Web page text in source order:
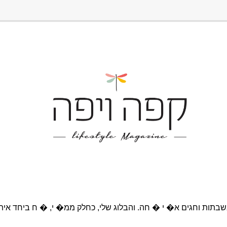
וחגים א� י � חה. והבלוג שלי, כחלק ממ� י, � ח ביחד